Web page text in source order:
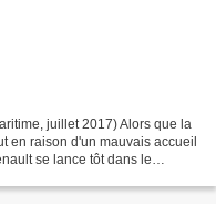
juillet 2017) Alors que la
en raison d'un mauvais accueil
se lance tôt dans le